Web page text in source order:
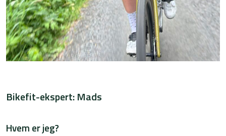
Bikefit-ekspert: Mads
Hvem er jeg?